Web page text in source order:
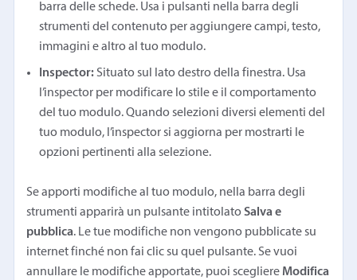
barra delle schede. Usa i pulsanti nella barra degli
strumenti del contenuto per aggiungere campi, testo,
immagini e altro al tuo modulo.
Inspector: Situato sul lato destro della finestra. Usa
l’inspector per modificare lo stile e il comportamento
del tuo modulo. Quando selezioni diversi elementi del
tuo modulo, l’inspector si aggiorna per mostrarti le
opzioni pertinenti alla selezione.
Se apporti modifiche al tuo modulo, nella barra degli
strumenti apparirà un pulsante intitolato Salva e
pubblica. Le tue modifiche non vengono pubblicate su
internet finché non fai clic su quel pulsante. Se vuoi
annullare le modifiche apportate, puoi scegliere Modifica